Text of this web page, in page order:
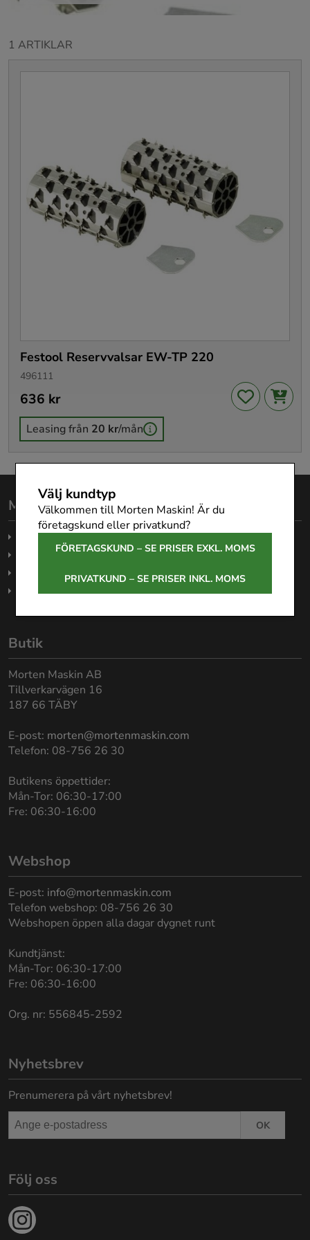
Välj kundtyp
Välkommen till Morten Maskin! Är du
företagskund eller privatkund?
FÖRETAGSKUND – SE PRISER EXKL. MOMS
PRIVATKUND – SE PRISER INKL. MOMS
1 ARTIKLAR
Festool Reservvalsar EW-TP 220
496111
Pris: 636 kr
636 kr
Leasing från 20 kr/mån
Morten Maskin AB
Köpvillkor
Företagsleasing
Om oss
Butik
Morten Maskin AB
Tillverkarvägen 16
187 66 TÄBY
E-post: morten@mortenmaskin.com
Telefon: 08-756 26 30
Butikens öppettider:
Mån-Tor: 06:30-17:00
Fre: 06:30-16:00
Webshop
E-post: info@mortenmaskin.com
Telefon webshop: 08-756 26 30
Webshopen öppen alla dagar dygnet runt
Kundtjänst:
Mån-Tor: 06:30-17:00
Fre: 06:30-16:00
Org. nr: 556845-2592
Nyhetsbrev
Prenumerera på vårt nyhetsbrev!
OK
Följ oss